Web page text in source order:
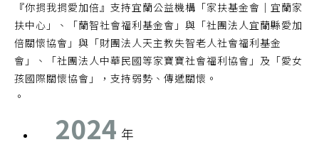
『你捐我捐愛加倍』支持宜蘭公益機構「家扶基金會｜宜蘭家
扶中心」、「蘭智社會福利基金會」與「社團法人宜蘭縣愛加
倍關懷協會」與「財團法人天主教失智老人社會福利基金
會」、「社團法人中華民國等家寶寶社會福利協會」及「愛女
孩國際關懷協會」，支持弱勢、傳遞關懷。
。
2024 年